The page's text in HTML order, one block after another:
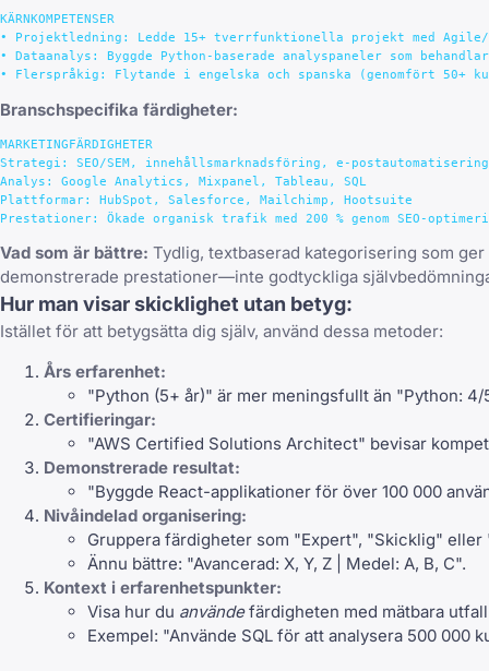
KÄRNKOMPETENSER
• Projektledning: Ledde 15+ tverrfunktionella projekt med Agile/
• Dataanalys: Byggde Python-baserade analyspaneler som
Branschspecifika färdigheter:
MARKETINGFÄRDIGHETER
Strategi: SEO/SEM, innehållsmarknadsföring, e-
Analys: Google Analytics, Mixpanel, Tableau, SQL
Plattformar: HubSpot, Salesforce, Mailchimp, Hootsuite
Vad som är bättre: Tydlig, textbaserad kategorisering som
demonstrerade prestationer—inte godtyckliga
Hur man visar skicklighet utan betyg:
Istället för att betygsätta dig själv, använd dessa metoder:
Års erfarenhet:
"Python (5+ år)" är mer meningsfullt än "Python:
Certifieringar:
"AWS Certified Solutions Architect" bevisar
Demonstrerade resultat:
"Byggde React-applikationer för över 100 000
Nivåindelad organisering:
Gruppera färdigheter som "Expert", "Skicklig"
Ännu bättre: "Avancerad: X, Y, Z | Medel: A, B, C".
Kontext i erfarenhetspunkter:
Visa hur du användefärdigheten med mätbara
Exempel: "Använde SQL för att analysera 500